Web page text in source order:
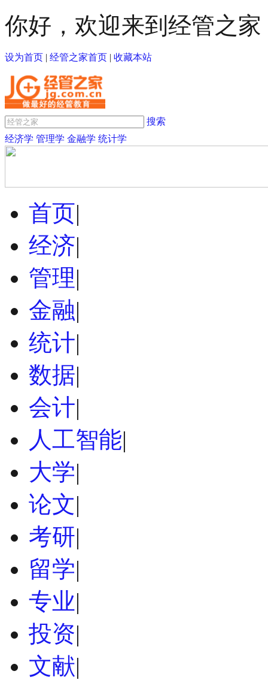
你好，欢迎来到经管之家
设为首页 | 经管之家首页 | 收藏本站
搜索
经济学 管理学 金融学 统计学
首页|
经济|
管理|
金融|
统计|
数据|
会计|
人工智能|
大学|
论文|
考研|
留学|
专业|
投资|
文献|